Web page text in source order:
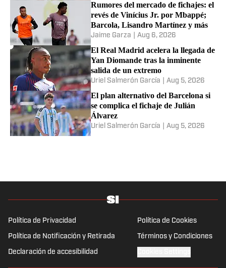
Rumores del mercado de fichajes: el
revés de Vinícius Jr. por Mbappé;
Barcola, Lisandro Martínez y más
Jaime Garza Aug 6, 2026
El Real Madrid acelera la llegada de
Yan Diomande tras la inminente
salida de un extremo
Uriel Salmerón García Aug 5, 2026
El plan alternativo del Barcelona si
se complica el fichaje de Julián
Álvarez
Uriel Salmerón García Aug 5, 2026
Política de Privacidad Política de Cookies
Política de Notificación y Retirada Términos y Condiciones
Declaración de accesibilidad